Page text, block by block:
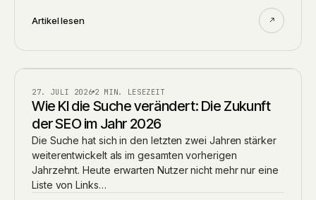
Artikel lesen
AI
27. JULI 2026 2 MIN. LESEZEIT
Wie KI die Suche verändert: Die Zukunft
der SEO im Jahr 2026
Die Suche hat sich in den letzten zwei Jahren stärker
weiterentwickelt als im gesamten vorherigen
Jahrzehnt. Heute erwarten Nutzer nicht mehr nur eine
Liste von Links…